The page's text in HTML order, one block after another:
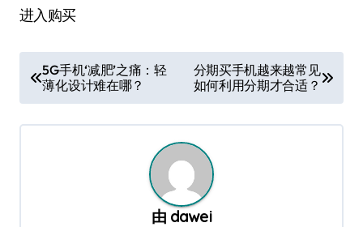
进入购买
章
导
5G手机‘减肥’之痛：轻
薄化设计难在哪？
分期买手机越来越常见
如何利用分期才合适？
由 dawei